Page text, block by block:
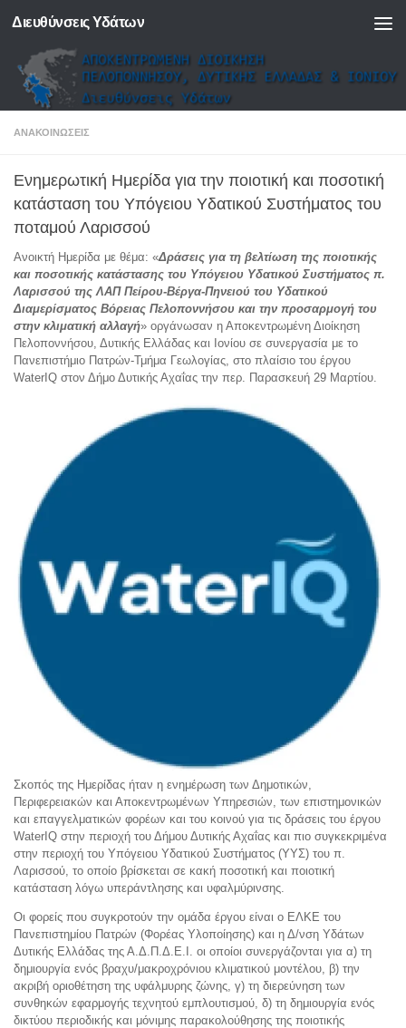
Skip to content
Διευθύνσεις Υδάτων
ΑΝΑΚΟΙΝΏΣΕΙΣ
Ενημερωτική Ημερίδα για την ποιοτική και ποσοτική
κατάσταση του Υπόγειου Υδατικού Συστήματος του
ποταμού Λαρισσού
Ανοικτή Ημερίδα με θέμα: «Δράσεις για τη βελτίωση της ποιοτικής
και ποσοτικής κατάστασης του Υπόγειου Υδατικού Συστήματος π.
Λαρισσού της ΛΑΠ Πείρου-Βέργα-Πηνειού του Υδατικού
Διαμερίσματος Βόρειας Πελοποννήσου και την προσαρμογή του
στην κλιματική αλλαγή» οργάνωσαν η Αποκεντρωμένη Διοίκηση
Πελοποννήσου, Δυτικής Ελλάδας και Ιονίου σε συνεργασία με το
Πανεπιστήμιο Πατρών-Τμήμα Γεωλογίας, στο πλαίσιο του έργου
WaterIQ στον Δήμο Δυτικής Αχαΐας την περ. Παρασκευή 29 Μαρτίου.
Σκοπός της Ημερίδας ήταν η ενημέρωση των Δημοτικών,
Περιφερειακών και Αποκεντρωμένων Υπηρεσιών, των επιστημονικών
και επαγγελματικών φορέων και του κοινού για τις δράσεις του έργου
WaterIQ στην περιοχή του Δήμου Δυτικής Αχαΐας και πιο συγκεκριμένα
στην περιοχή του Υπόγειου Υδατικού Συστήματος (ΥΥΣ) του π.
Λαρισσού, το οποίο βρίσκεται σε κακή ποσοτική και ποιοτική
κατάσταση λόγω υπεράντλησης και υφαλμύρινσης.
Οι φορείς που συγκροτούν την ομάδα έργου είναι ο ΕΛΚΕ του
Πανεπιστημίου Πατρών (Φορέας Υλοποίησης) και η Δ/νση Υδάτων
Δυτικής Ελλάδας της Α.Δ.Π.Δ.Ε.Ι. οι οποίοι συνεργάζονται για α) τη
δημιουργία ενός βραχυ/μακροχρόνιου κλιματικού μοντέλου, β) την
ακριβή οριοθέτηση της υφάλμυρης ζώνης, γ) τη διερεύνηση των
συνθηκών εφαρμογής τεχνητού εμπλουτισμού, δ) τη δημιουργία ενός
δικτύου περιοδικής και μόνιμης παρακολούθησης της ποιοτικής